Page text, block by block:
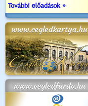
További előadások »
www.cegledkartya.hu
www.cegledfurdo.hu